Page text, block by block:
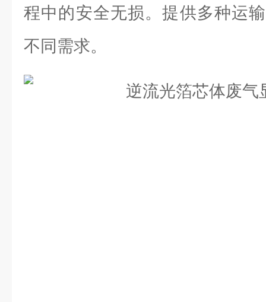
程中的安全无损。提供多种运
不同需求。